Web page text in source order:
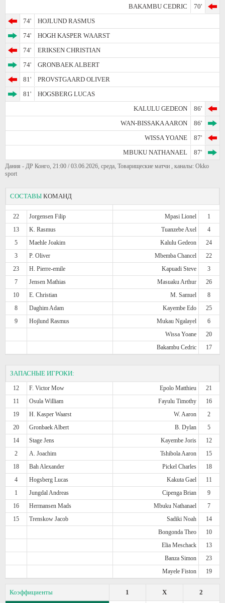
BAKAMBU CEDRIC
70'
74'
HOJLUND RASMUS
74'
HOGH KASPER WAARST
74'
ERIKSEN CHRISTIAN
74'
GRONBAEK ALBERT
81'
PROVSTGAARD OLIVER
81'
HOGSBERG LUCAS
KALULU GEDEON
86'
WAN-BISSAKA AARON
86'
WISSA YOANE
87'
MBUKU NATHANAEL
87'
Дания - ДР Конго, 21:00 / 03.06.2026, среда, Товарищеские матчи , каналы: Okko
sport
СОСТАВЫ КОМАНД
22 Jorgensen Filip Mpasi Lionel
1
13
K. Rasmus Tuanzebe Axel
4
5
Maehle Joakim Kalulu Gedeon
24
3
P. Oliver Mbemba Chancel
22
23
H. Pierre-emile Kapuadi Steve
3
7
Jensen Mathias Masuaku Arthur
26
10
E. Christian M. Samuel
8
8
Daghim Adam Kayembe Edo
25
9
Hojlund Rasmus Mukau Ngalayel
6
Wissa Yoane
20
Bakambu Cedric
17
ЗАПАСНЫЕ ИГРОКИ:
12 F. Victor Mow Epolo Matthieu
21
11
Osula William Fayulu Timothy
16
19
H. Kasper Waarst W. Aaron
2
20
Gronbaek Albert B. Dylan
5
14
Stage Jens Kayembe Joris
12
2
A. Joachim Tshibola Aaron
15
18
Bah Alexander Pickel Charles
18
4
Hogsberg Lucas Kakuta Gael
11
1
Jungdal Andreas Cipenga Brian
9
16
Hermansen Mads Mbuku Nathanael
7
15
Trenskow Jacob Sadiki Noah
14
Bongonda Theo
10
Elia Meschack
13
Banza Simon
23
Mayele Fiston
19
Коэффициенты 2
X
1